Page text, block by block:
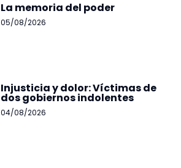
La memoria del poder
05/08/2026
Injusticia y dolor: Víctimas de
dos gobiernos indolentes
04/08/2026